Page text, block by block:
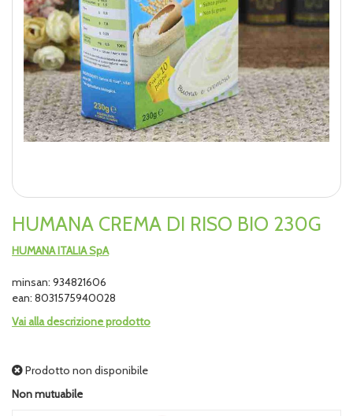
HUMANA CREMA DI RISO BIO 230G
HUMANA ITALIA SpA
minsan: 934821606
ean: 8031575940028
Vai alla descrizione prodotto
Prodotto non disponibile
Non mutuabile